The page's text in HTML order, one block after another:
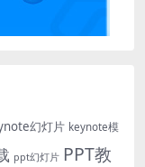
幻灯片 keynote模
ppt幻灯片 PPT教